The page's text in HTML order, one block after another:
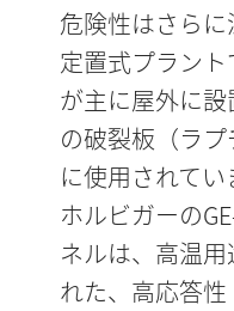
危険性はさらに
定置式プラン
が主に屋外に
の破裂板（ラ
に使用されてい
ホルビガーの
ネルは、高温
れた、高応答